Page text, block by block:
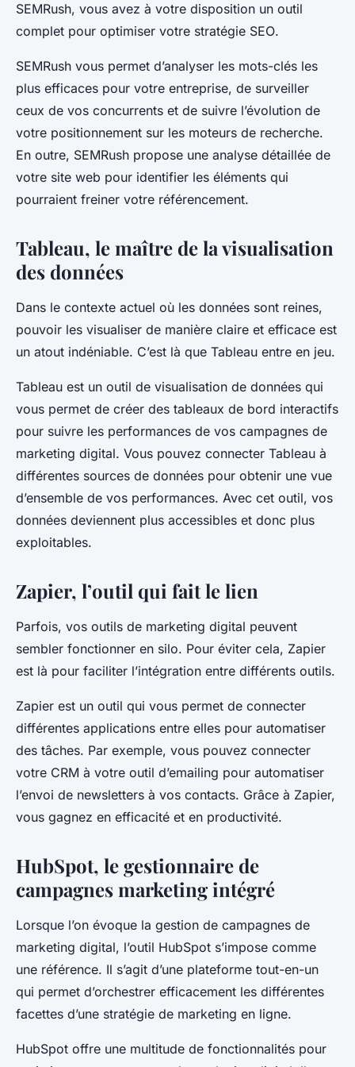
SEMRush, vous avez à votre disposition un outil
complet pour optimiser votre stratégie SEO.
SEMRush vous permet d’analyser les mots-clés les
plus efficaces pour votre entreprise, de surveiller
ceux de vos concurrents et de suivre l’évolution de
votre positionnement sur les moteurs de recherche.
En outre, SEMRush propose une analyse détaillée de
votre site web pour identifier les éléments qui
pourraient freiner votre référencement.
Tableau, le maître de la visualisation
des données
Dans le contexte actuel où les données sont reines,
pouvoir les visualiser de manière claire et efficace est
un atout indéniable. C’est là que Tableau entre en jeu.
Tableau est un outil de visualisation de données qui
vous permet de créer des tableaux de bord interactifs
pour suivre les performances de vos campagnes de
marketing digital. Vous pouvez connecter Tableau à
différentes sources de données pour obtenir une vue
d’ensemble de vos performances. Avec cet outil, vos
données deviennent plus accessibles et donc plus
exploitables.
Zapier, l’outil qui fait le lien
Parfois, vos outils de marketing digital peuvent
sembler fonctionner en silo. Pour éviter cela, Zapier
est là pour faciliter l’intégration entre différents outils.
Zapier est un outil qui vous permet de connecter
différentes applications entre elles pour automatiser
des tâches. Par exemple, vous pouvez connecter
votre CRM à votre outil d’emailing pour automatiser
l’envoi de newsletters à vos contacts. Grâce à Zapier,
vous gagnez en efficacité et en productivité.
HubSpot, le gestionnaire de
campagnes marketing intégré
Lorsque l’on évoque la gestion de campagnes de
marketing digital, l’outil HubSpot s’impose comme
une référence. Il s’agit d’une plateforme tout-en-un
qui permet d’orchestrer efficacement les différentes
facettes d’une stratégie de marketing en ligne.
HubSpot offre une multitude de fonctionnalités pour